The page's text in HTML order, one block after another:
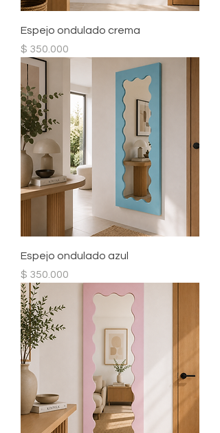
Espejo ondulado crema
Precio
$ 350.000
Espejo ondulado azul
Precio
$ 350.000